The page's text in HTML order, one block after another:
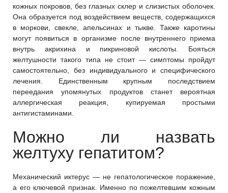
кожных покровов, без глазных склер и слизистых оболочек.
Она образуется под воздействием веществ, содержащихся
в моркови, свекле, апельсинах и тыкве. Также каротины
могут появиться в организме после внутреннего приема
внутрь акрихина и пикриновой кислоты. Бояться
желтушности такого типа не стоит — симптомы пройдут
самостоятельно, без индивидуального и специфического
лечения. Единственным крупным последствием
переедания упомянутых продуктов станет вероятная
аллергическая реакция, купируемая простыми
антигистаминами.
Можно ли назвать
желтуху гепатитом?
Механический иктерус — не гепатологическое поражение,
а его ключевой признак. Именно по пожелтевшим кожным